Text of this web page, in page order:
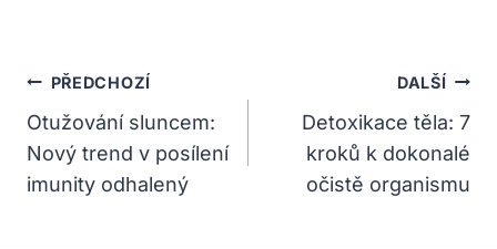
Navigace
Pro
Příspěvek
PŘEDCHOZÍ
Otužování sluncem:
Nový trend v posílení
imunity odhalený
DALŠÍ
Detoxikace těla: 7
kroků k dokonalé
očistě organismu